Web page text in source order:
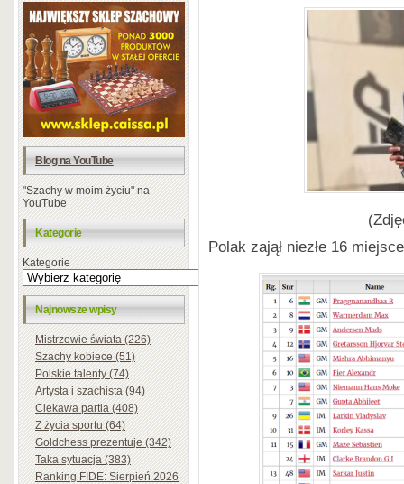
Blog na YouTube
"Szachy w moim życiu" na
YouTube
Kategorie
Kategorie
Najnowsze wpisy
Mistrzowie świata (226)
Szachy kobiece (51)
Polskie talenty (74)
Artysta i szachista (94)
Ciekawa partia (408)
Z życia sportu (64)
Goldchess prezentuje (342)
Taka sytuacja (383)
Ranking FIDE: Sierpień 2026
Polak zajął niezłe 16